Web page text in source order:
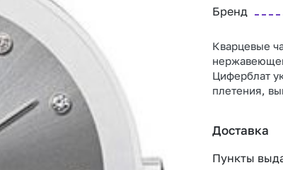
Бренд
Кварцевые
Циферблат
плетения,
Доставка
Пункты